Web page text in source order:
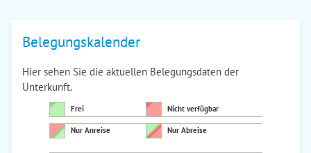
Belegungskalender
Hier sehen Sie die aktuellen Belegungsdaten der
Unterkunft.
Frei Nicht verfügbar
Nur Anreise Nur Abreise